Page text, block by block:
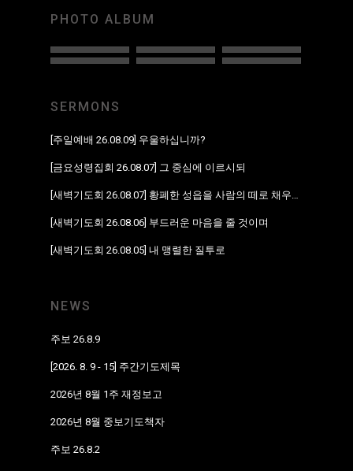
PHOTO ALBUM
SERMONS
[주일예배 26.08.09] 우울하십니까?
[금요성령집회 26.08.07] 그 중심에 이르시되
[새벽기도회 26.08.07] 황폐한 성읍을 사람의 떼로 채우리라
[새벽기도회 26.08.06] 부드러운 마음을 줄 것이며
[새벽기도회 26.08.05] 내 맹렬한 질투로
NEWS
주보 26.8.9
[2026. 8. 9 - 15] 주간기도제목
2026년 8월 1주 재정보고
2026년 8월 중보기도책자
주보 26.8.2